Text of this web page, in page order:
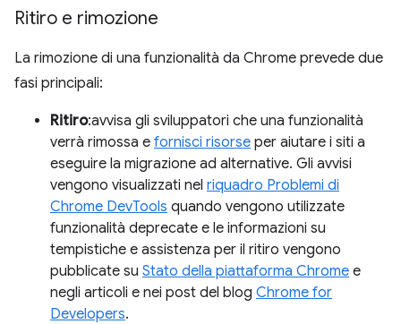
Ritiro e rimozione
La rimozione di una funzionalità da Chrome prevede due
fasi principali:
Ritiro:avvisa gli sviluppatori che una funzionalità
verrà rimossa e fornisci risorse per aiutare i siti a
eseguire la migrazione ad alternative. Gli avvisi
vengono visualizzati nel riquadro Problemi di
Chrome DevTools quando vengono utilizzate
funzionalità deprecate e le informazioni su
tempistiche e assistenza per il ritiro vengono
pubblicate su Stato della piattaforma Chrome e
negli articoli e nei post del blog Chrome for
Developers.